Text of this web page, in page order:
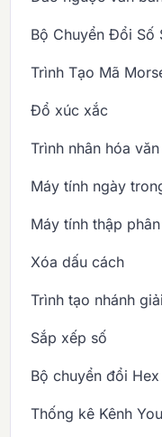
Bộ Chuyển Đổi Số
Trình Tạo Mã
Đổ xúc xắc
Trình nhân hóa
Máy tính ngày
Máy tính thập
Xóa dấu cách
Trình tạo nhánh
Sắp xếp số
Bộ chuyển đổi Hex
Thống kê Kênh